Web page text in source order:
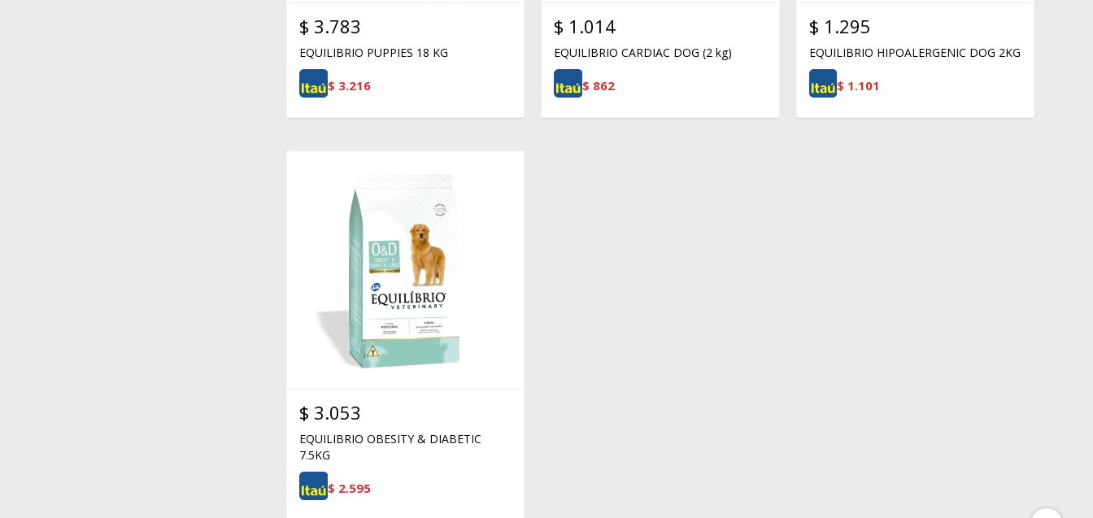
$ 3.783
EQUILIBRIO PUPPIES 18 KG
$ 3.216
$ 1.014
EQUILIBRIO CARDIAC DOG (2 kg)
$ 862
$ 1.295
EQUILIBRIO HIPOALERGENIC DOG 2KG
$ 1.101
$ 3.053
EQUILIBRIO OBESITY & DIABETIC
7.5KG
$ 2.595